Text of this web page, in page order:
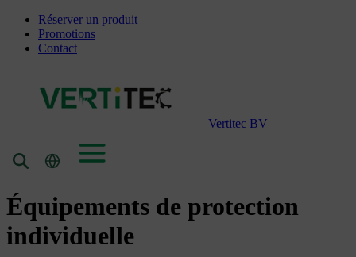
Réserver un produit
Promotions
Contact
Vertitec BV
Équipements de protection
individuelle